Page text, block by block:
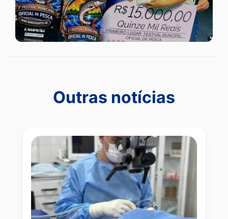
Outras notícias
Outras notícias